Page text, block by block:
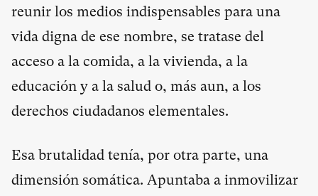
reunir los medios indispensables para una
vida digna de ese nombre, se tratase del
acceso a la comida, a la vivienda, a la
educación y a la salud o, más aun, a los
derechos ciudadanos elementales.
Esa brutalidad tenía, por otra parte, una
dimensión somática. Apuntaba a inmovilizar